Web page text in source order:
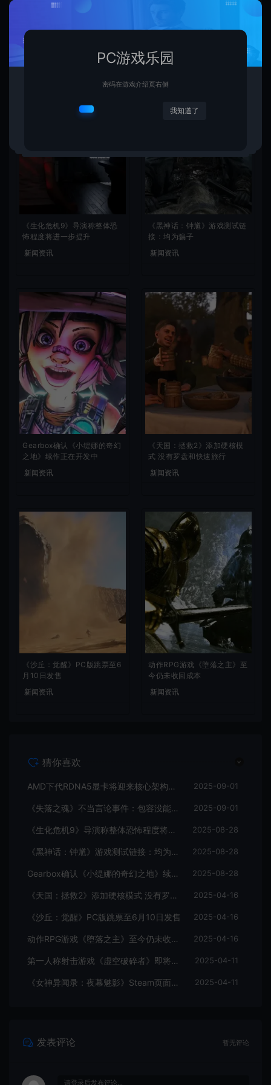
AMD下代RDNA5显卡将迎来
新闻资讯
《失落之魂》不当言论事件：
《生化危机9》导演称整体恐
怖程度将进一步提升
新闻资讯
《黑神话：钟馗》游戏测试链
接：均为骗子
新闻资讯
Gearbox确认《小缇娜的奇幻
之地》续作正在开发中
新闻资讯
《天国：拯救2》添加硬核模
式 没有罗盘和快速旅行
新闻资讯
《沙丘：觉醒》PC版跳票至6
月10日发售
新闻资讯
动作RPG游戏《堕落之主》至
今仍未收回成本
新闻资讯
猜你喜欢
AMD下代RDNA5显卡将迎来核心架构大幅升级 2025-09-01
《失落之魂》不当言论事件：包容没能消解过激言论 2025-09-01
《生化危机9》导演称整体恐怖程度将进一步提升 2025-08-28
《黑神话：钟馗》游戏测试链接：均为骗子 2025-08-28
Gearbox确认《小缇娜的奇幻之地》续作正在开发中 2025-08-28
《天国：拯救2》添加硬核模式 没有罗盘和快速旅行 2025-04-16
《沙丘：觉醒》PC版跳票至6月10日发售 2025-04-16
动作RPG游戏《堕落之主》至今仍未收回成本 2025-04-16
第一人称射击游戏《虚空破碎者》即将多平台上线 2025-04-11
《女神异闻录：夜幕魅影》Steam页面上线 2025-04-11
发表评论 暂无评论
PC游戏乐园
密码在游戏介绍页右侧
我知道了